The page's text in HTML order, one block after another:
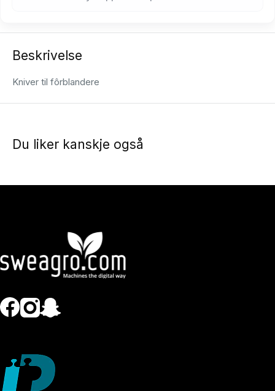
Beskrivelse
Kniver til fôrblandere
Du liker kanskje også